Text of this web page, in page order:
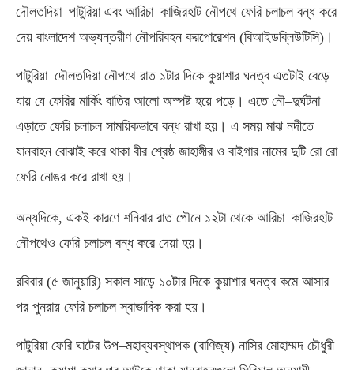
দৌলতদিয়া–পাটুরিয়া এবং আরিচা–কাজিরহাট নৌপথে ফেরি চলাচল বন্ধ করে
দেয় বাংলাদেশ অভ্যন্তরীণ নৌপরিবহন করপোরেশন (বিআইডব্লিউটিসি) ।
পাটুরিয়া–দৌলতদিয়া নৌপথে রাত ১টার দিকে কুয়াশার ঘনত্ব এতটাই বেড়ে
যায় যে ফেরির মার্কিং বাতির আলো অস্পষ্ট হয়ে পড়ে। এতে নৌ–দুর্ঘটনা
এড়াতে ফেরি চলাচল সাময়িকভাবে বন্ধ রাখা হয়। এ সময় মাঝ নদীতে
যানবাহন বোঝাই করে থাকা বীর শ্রেষ্ঠ জাহাঙ্গীর ও বাইগার নামের দুটি রো রো
ফেরি নোঙর করে রাখা হয়।
অন্যদিকে, একই কারণে শনিবার রাত পৌনে ১২টা থেকে আরিচা–কাজিরহাট
নৌপথেও ফেরি চলাচল বন্ধ করে দেয়া হয়।
রবিবার (৫ জানুয়ারি) সকাল সাড়ে ১০টার দিকে কুয়াশার ঘনত্ব কমে আসার
পর পুনরায় ফেরি চলাচল স্বাভাবিক করা হয়।
পাটুরিয়া ফেরি ঘাটের উপ–মহাব্যবস্থাপক (বাণিজ্য) নাসির মোহাম্মদ চৌধুরী